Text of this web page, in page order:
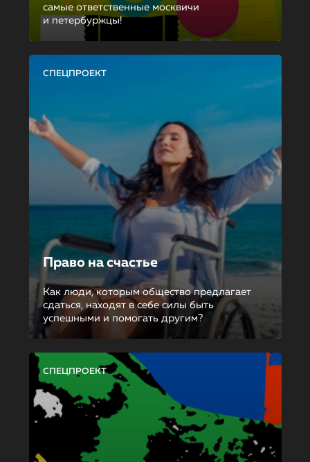
самые ответственные москвичи
и петербуржцы!
СПЕЦПРОЕКТ
Право на счастье
Как люди, которым общество предлагает
сдаться, находят в себе силы быть
успешными и помогать другим?
СПЕЦПРОЕКТ